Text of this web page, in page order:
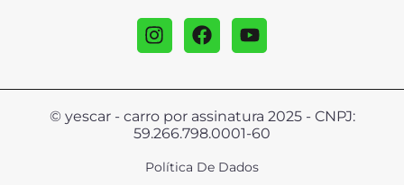
© yescar - carro por assinatura 2025 - CNPJ:
59.266.798.0001-60
Política De Dados